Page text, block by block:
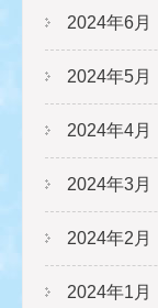
2024年6月
2024年5月
2024年4月
2024年3月
2024年2月
2024年1月